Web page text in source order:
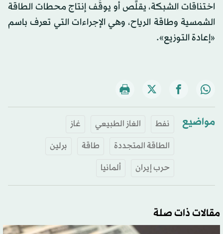
اختناقات الشبكة، يقلَّص أو يوقَف إنتاج محطات الطاقة
الشمسية وطاقة الرياح، وهي الإجراءات التي تعرف باسم
«إعادة التوزيع».
مواضيع نفط الغاز الطبيعي
غاز
الطاقة المتجددة
طاقة
برلين
حرب إيران
ألمانيا
مقالات ذات صلة